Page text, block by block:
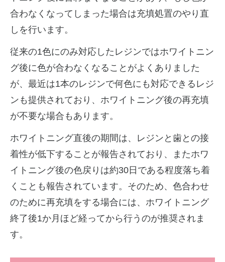
合わなくなってしまった場合は充填処置のやり直
しを行います。
従来の1色にのみ対応したレジンではホワイトニン
グ後に色が合わなくなることがよくありました
が、最近は1本のレジンで何色にも対応できるレジ
ンも提供されており、ホワイトニング後の再充填
が不要な場合もあります。
ホワイトニング直後の期間は、レジンと歯との接
着性が低下することが報告されており、またホワ
イトニング後の色戻りは約30日である程度落ち着
くことも報告されています。そのため、色合わせ
のために再充填をする場合には、ホワイトニング
終了後1か月ほど経ってから行うのが推奨されま
す。